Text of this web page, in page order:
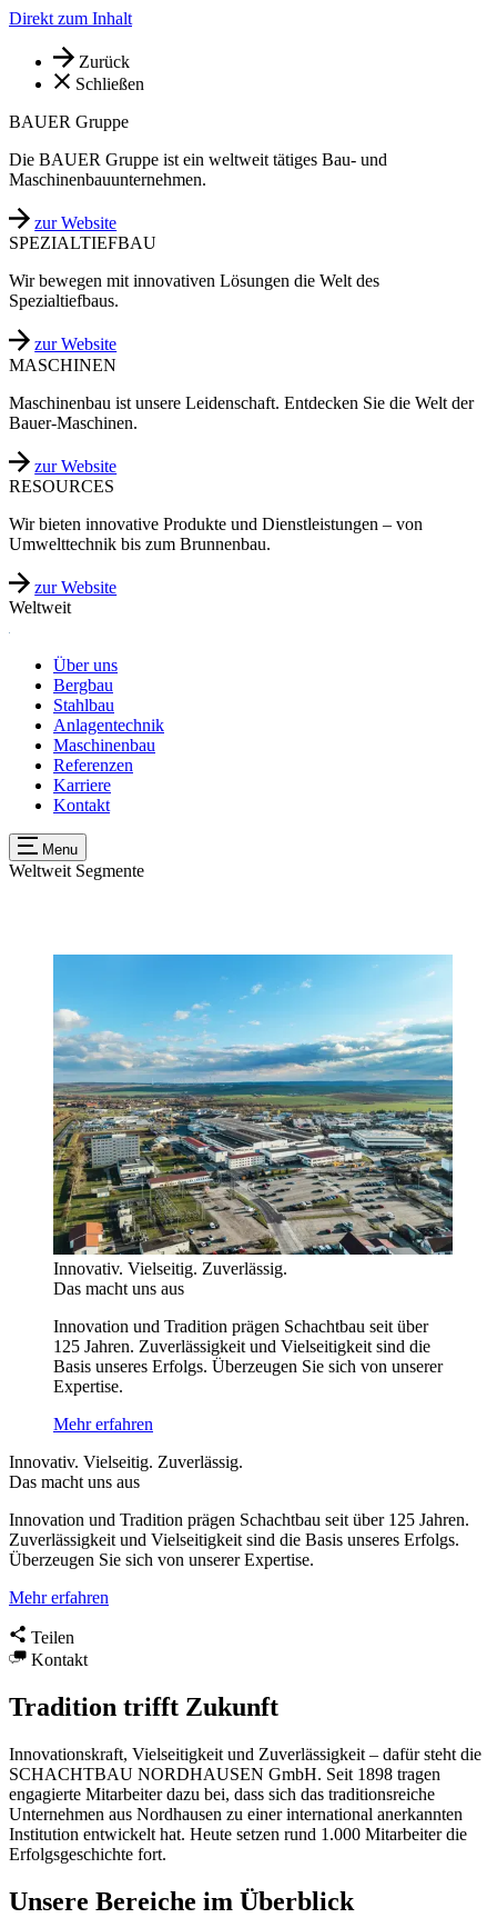
Direkt zum Inhalt
Zurück
Schließen
BAUER Gruppe
Die BAUER Gruppe ist ein weltweit tätiges Bau- und
Maschinenbauunternehmen.
zur Website
SPEZIALTIEFBAU
Wir bewegen mit innovativen Lösungen die Welt des
Spezialtiefbaus.
zur Website
MASCHINEN
Maschinenbau ist unsere Leidenschaft. Entdecken Sie die Welt der
Bauer-Maschinen.
zur Website
RESOURCES
Wir bieten innovative Produkte und Dienstleistungen – von
Umwelttechnik bis zum Brunnenbau.
zur Website
Weltweit
Über uns
Bergbau
Stahlbau
Anlagentechnik
Maschinenbau
Referenzen
Karriere
Kontakt
Menu
Weltweit Segmente
Innovativ. Vielseitig. Zuverlässig.
Das macht uns aus
Innovation und Tradition prägen Schachtbau seit über
125 Jahren. Zuverlässigkeit und Vielseitigkeit sind die
Basis unseres Erfolgs. Überzeugen Sie sich von unserer
Expertise.
Mehr erfahren
Innovativ. Vielseitig. Zuverlässig.
Das macht uns aus
Innovation und Tradition prägen Schachtbau seit über 125 Jahren.
Zuverlässigkeit und Vielseitigkeit sind die Basis unseres Erfolgs.
Überzeugen Sie sich von unserer Expertise.
Mehr erfahren
Teilen
Kontakt
Tradition trifft Zukunft
Innovationskraft, Vielseitigkeit und Zuverlässigkeit – dafür steht die
SCHACHTBAU NORDHAUSEN GmbH. Seit 1898 tragen
engagierte Mitarbeiter dazu bei, dass sich das traditionsreiche
Unternehmen aus Nordhausen zu einer international anerkannten
Institution entwickelt hat. Heute setzen rund 1.000 Mitarbeiter die
Erfolgsgeschichte fort.
Unsere Bereiche im Überblick